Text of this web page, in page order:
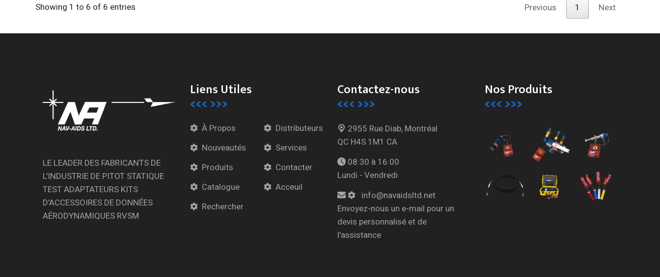
Showing 1 to 6 of 6 entries
Previous 1 Next
LE LEADER DES FABRICANTS DE
L'INDUSTRIE DE PITOT STATIQUE
TEST ADAPTATEURS KITS
D'ACCESSOIRES DE DONNÉES
AÉRODYNAMIQUES RVSM
Liens Utiles
À Propos
Nouveautés
Produits
Catalogue
Rechercher
Distributeurs
Services
Contacter
Acceuil
Contactez-nous
2955 Rue Diab, Montréal
QC H4S 1M1 CA
08:30 à 16:00
Lundi - Vendredi
info@navaidsltd.net
Envoyez-nous un e-mail pour un
devis personnalisé et de
l'assistance
Nos Produits